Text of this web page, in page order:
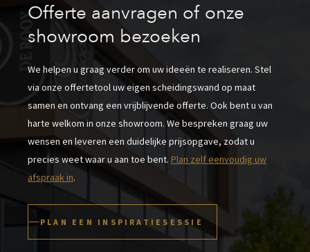
Offerte aanvragen of onze
showroom bezoeken
We helpen u graag verder om uw ideeën te realiseren. Stel
via onze offertetool uw eigen scheidingswand op maat
samen en ontvang een vrijblijvende offerte. Ook bent u van
harte welkom in onze showroom. We bespreken graag uw
wensen en leveren een duidelijke prijsopgave, zodat u
precies weet waar u aan toe bent. Plan zelf eenvoudig uw
afspraak in.
PLAN EEN INSPIRATIESESSIE